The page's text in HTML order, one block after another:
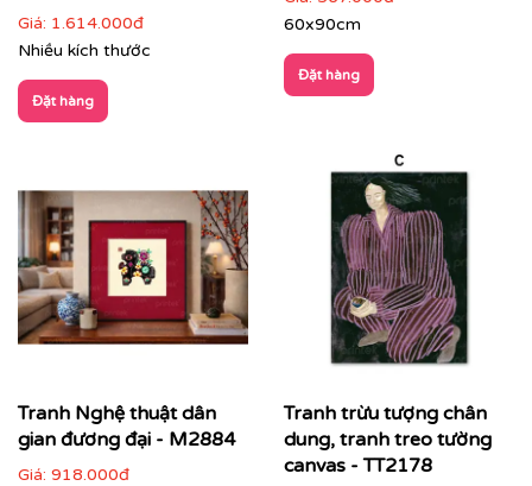
Showroom, gallery, không gian trưng bày: tạo
chiều sâu và nhịp điệu không gian
Giá: 1.614.000đ
Nhiều kích thước
Đặt hàng
60x90cm
Đặt hàng
Tranh Nghệ thuật dân
gian đương đại - M2884
Giá: 918.000đ
Tranh trừu tượng chân
dung, tranh treo tường
canvas - TT2178